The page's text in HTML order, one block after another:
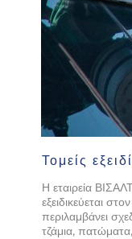
Τομείς
Η εταιρεία
εξειδικεύεται
περιλαμβάνει
τζάμια,